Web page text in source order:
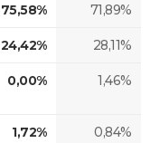
75,58% 71,89%
24,42% 28,11%
0,00% 1,46%
1,72% 0,84%